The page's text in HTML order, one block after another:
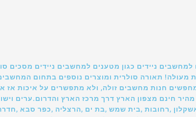
ניידים כגון מטענים למחשבים ניידים מסכים
מעולה! תאורה סולרית ומוצרים נוספים בתחום
חנות מחשבים זולה, ולא מתפשרים על איכות אז
חינם מצפון הארץ דרך מרכז הארץ והדרום.ערים
,רחובות ,בית שמש ,בת ים ,הרצליה ,כפר סבא ,חדרה